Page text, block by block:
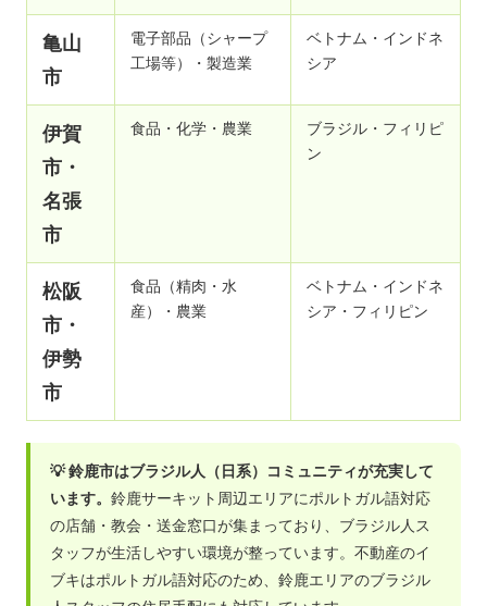
亀山
市
電子部品（シャープ
工場等）・製造業
ベトナム・インドネ
シア
伊賀
市・
名張
市
食品・化学・農業
ブラジル・フィリピ
ン
松阪
市・
伊勢
市
食品（精肉・水
産）・農業
ベトナム・インドネ
シア・フィリピン
💡 鈴鹿市はブラジル人（日系）コミュニティが充実して
います。鈴鹿サーキット周辺エリアにポルトガル語対応
の店舗・教会・送金窓口が集まっており、ブラジル人ス
タッフが生活しやすい環境が整っています。不動産のイ
ブキはポルトガル語対応のため、鈴鹿エリアのブラジル